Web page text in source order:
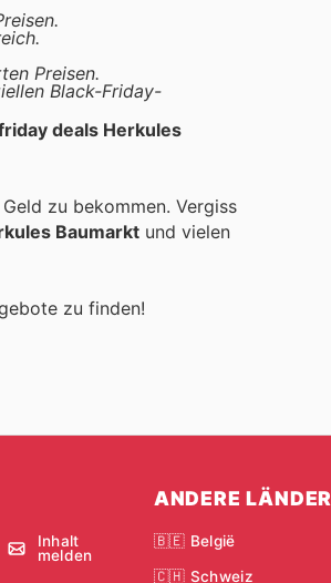
Preisen.
Black-Friday-
deals Herkules
zu bekommen. Vergiss
Baumarkt und vielen
zu finden!
Inhalt
melden
ANDERE LÄNDER
🇧🇪 België
🇨🇭 Schweiz